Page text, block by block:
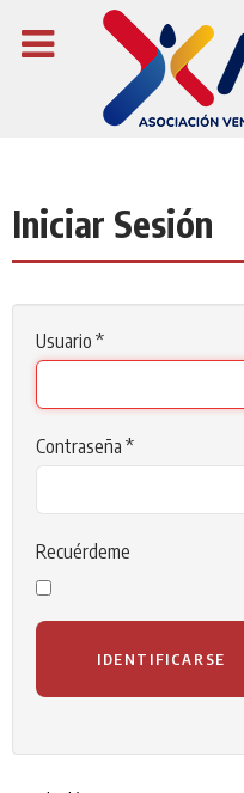
Iniciar Sesión
Usuario *
Contraseña *
Recuérdeme
IDENTIFICARSE